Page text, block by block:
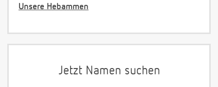
Unsere Hebammen
Jetzt Namen suchen